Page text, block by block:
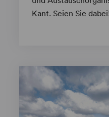
Kant. Seien Sie